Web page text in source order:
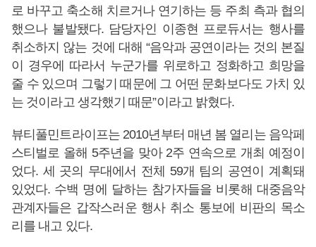
로 바꾸고 축소해 치르거나 연기하는 등 주최 측과 협의
했으나 불발됐다. 담당자인 이종현 프로듀서는 행사를
취소하지 않는 것에 대해 “음악과 공연이라는 것의 본질
이 경우에 따라서 누군가를 위로하고 정화하고 희망을
줄 수 있으며 그렇기 때문에 그 어떤 문화보다도 가치 있
는 것이라고 생각했기 때문”이라고 밝혔다.
뷰티풀민트라이프는 2010년부터 매년 봄 열리는 음악페
스티벌로 올해 5주년을 맞아 2주 연속으로 개최 예정이
었다. 세 곳의 무대에서 전체 59개 팀의 공연이 계획돼
있었다. 수백 명에 달하는 참가자들을 비롯해 대중음악
관계자들은 갑작스러운 행사 취소 통보에 비판의 목소
리를 내고 있다.